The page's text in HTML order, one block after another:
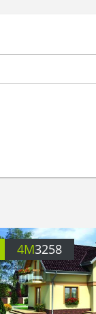
4M3258